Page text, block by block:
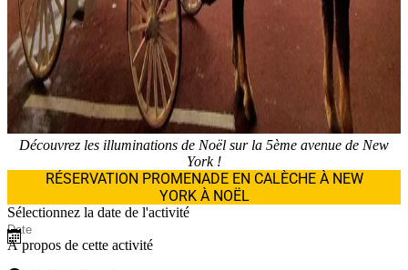
Découvrez les illuminations de Noël sur la 5ème avenue de New
York !
RÉSERVATION PROMENADE EN CALÈCHE À NEW
YORK À NOËL
Sélectionnez la date de l'activité
À propos de cette activité